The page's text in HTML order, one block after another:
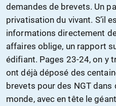
demandes de brevets. Un
privatisation du vivant. S’il
informations directement
affaires oblige, un rapport
édifiant. Pages 23-24, on y
ont déjà déposé des
brevets pour des NGT
monde, avec en tête le